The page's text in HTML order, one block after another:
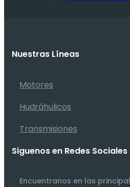
Nuestras Líneas
Motores
Hudráhulicos
Transmisiones
Siguenos en Redes Sociales
Encuentranos en las